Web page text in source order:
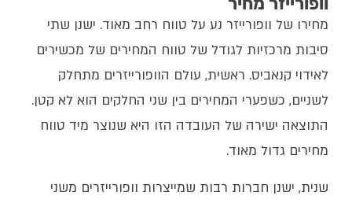
מחירו של וופורייזר נע על טווח רחב מאוד. ישנן שתי
סיבות מרכזיות לגודל של טווח המחירים של מכשירים
לאידוי קנאביס. ראשית, עולם הוופורייזרים מתחלק
לשניים, כשפערי המחירים בין שני החלקים הוא לא קטן.
התוצאה ישירה של העובדה הזו היא שנוצר מיד טווח
מחירים גדול מאוד.
שנית, ישנן חברות רבות שמייצרות וופורייזרים משני